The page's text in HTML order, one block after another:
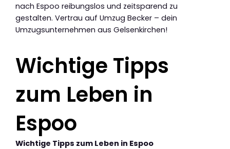
nach Espoo reibungslos und zeitsparend zu
gestalten. Vertrau auf Umzug Becker – dein
Umzugsunternehmen aus Gelsenkirchen!
Wichtige Tipps
zum Leben in
Espoo
Wichtige Tipps zum Leben in Espoo